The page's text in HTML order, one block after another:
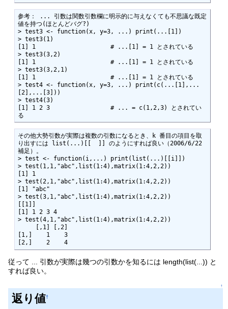
参考： ... 引数は関数引数欄に明示的に与えなくても不思議な既定
値を持つ(ほとんどバグ?)
> test3 <- function(x, y=3, ...) print(...[1])
> test3(1)
[1] 1                     # ...[1] = 1 とされている
> test3(3,2)
[1] 1                     # ...[1] = 1 とされている
> test3(3,2,1)
[1] 1                     # ...[1] = 1 とされている
> test4 <- function(x, y=3, ...) print(c(...[1],...
[2],...[3]))
> test4(3)
[1] 1 2 3                 # ... = c(1,2,3) とされてい
る
その他大勢引数が実際は複数の引数になるとき、k 番目の項目を取
り出すには list(...)[[  ]] のようにすれば良い（2006/6/22
補足）。
> test <- function(i,...) print(list(...)[[i]])
> test(1,1,"abc",list(1:4),matrix(1:4,2,2))
[1] 1
> test(2,1,"abc",list(1:4),matrix(1:4,2,2))
[1] "abc"
> test(3,1,"abc",list(1:4),matrix(1:4,2,2))
[[1]]
[1] 1 2 3 4
> test(4,1,"abc",list(1:4),matrix(1:4,2,2))
[1,]    1    3
[2,]    2    4
従って ... 引数が実際は幾つの引数かを知るには length(list(...)) と
すれば良い。
↑
返り値†